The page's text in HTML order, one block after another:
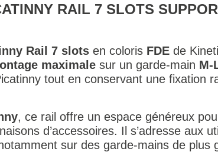
RAIL 7 SLOTS
Rail 7 slots en coloris FDE de
maximale sur un garde-main M-
tout en conservant une fixation
, ce rail offre un espace généreux
d’accessoires. Il s’adresse aux
sur des garde-mains de plus